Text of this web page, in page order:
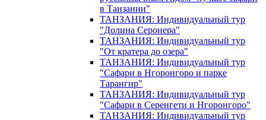
в Танзании"
ТАНЗАНИЯ: Индивидуальный тур
"Долина Серонера"
ТАНЗАНИЯ: Индивидуальный тур
"От кратера до озера"
ТАНЗАНИЯ: Индивидуальный тур
"Сафари в Нгоронгоро и парке
Тарангир"
ТАНЗАНИЯ: Индивидуальный тур
"Сафари в Серенгети и Нгоронгоро"
ТАНЗАНИЯ: Индивидуальный тур